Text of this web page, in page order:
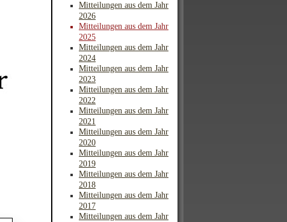
Mitteilungen aus dem Jahr
2026
Mitteilungen aus dem Jahr
2025
Mitteilungen aus dem Jahr
2024
Mitteilungen aus dem Jahr
2023
Mitteilungen aus dem Jahr
2022
Mitteilungen aus dem Jahr
2021
Mitteilungen aus dem Jahr
2020
Mitteilungen aus dem Jahr
2019
Mitteilungen aus dem Jahr
2018
Mitteilungen aus dem Jahr
2017
Mitteilungen aus dem Jahr